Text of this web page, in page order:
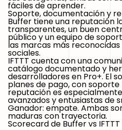
fáciles de aprender.
Soporte, documentación y
Buffer tiene una reputación
transparentes, un buen
público y un equipo de
las marcas más
sociales.
IFTTT cuenta con una
catálogo documentado y
desarrolladores en Pro+. El
planes de pago, con soporte
reputación es
avanzados y entusiastas de
Ganador: empate. Ambas
maduras con trayectoria.
Scorecard de Buffer vs IFTTT